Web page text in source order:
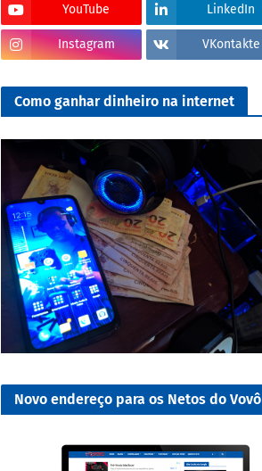
YouTube LinkedIn
Instagram VKontakte
Como ganhar dinheiro na internet
Novo endereço para os Netos do Vovô